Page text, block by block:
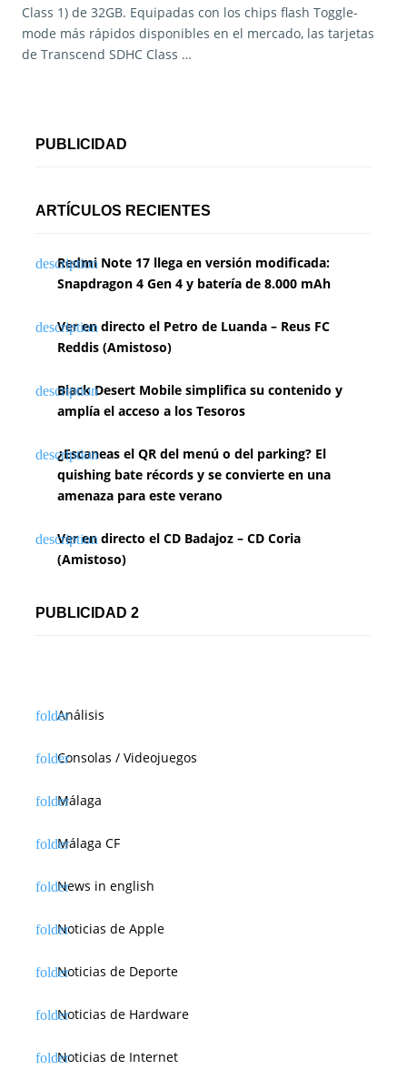
Class 1) de 32GB. Equipadas con los chips flash Toggle-
mode más rápidos disponibles en el mercado, las tarjetas
de Transcend SDHC Class …
PUBLICIDAD
ARTÍCULOS RECIENTES
Redmi Note 17 llega en versión modificada:
Snapdragon 4 Gen 4 y batería de 8.000 mAh
Ver en directo el Petro de Luanda – Reus FC
Reddis (Amistoso)
Black Desert Mobile simplifica su contenido y
amplía el acceso a los Tesoros
¿Escaneas el QR del menú o del parking? El
quishing bate récords y se convierte en una
amenaza para este verano
Ver en directo el CD Badajoz – CD Coria
(Amistoso)
PUBLICIDAD 2
Análisis
Consolas / Videojuegos
Málaga
Málaga CF
News in english
Noticias de Apple
Noticias de Deporte
Noticias de Hardware
Noticias de Internet